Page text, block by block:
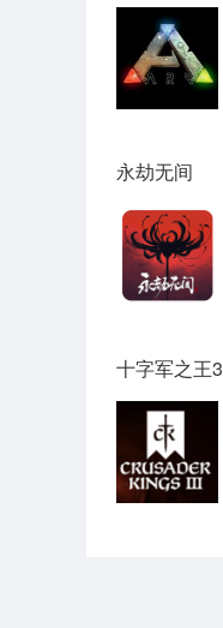
永劫无间
十字军之王3